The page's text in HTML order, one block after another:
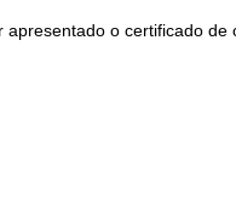
o certificado